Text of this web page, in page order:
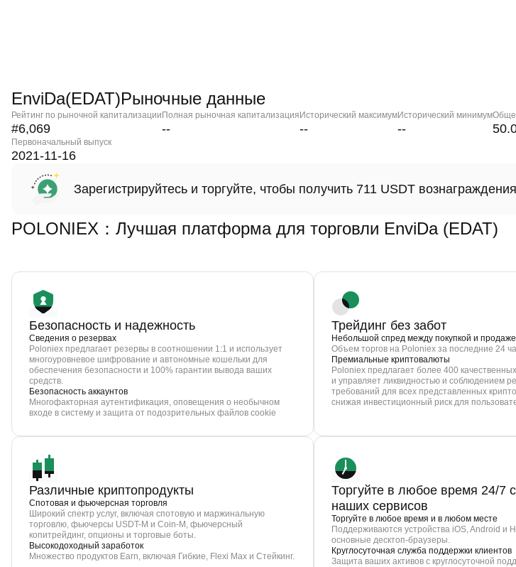
EnviDa(EDAT)Рыночные данные
Рейтинг по рыночной капитализации
#6,069
Полная рыночная капитализация
--
Исторический максимум
--
Исторический минимум
--
Первоначальный выпуск
2021-11-16
Зарегистрируйтесь и торгуйте, чтобы получить 711 USDT вознаграждения
POLONIEX：Лучшая платформа для торговли EnviDa (EDAT)
Безопасность и надежность
Сведения о резервах
Poloniex предлагает резервы в соотношении 1:1 и использует
многоуровневое шифрование и автономные кошельки для
обеспечения безопасности и 100% гарантии вывода ваших
средств.
Безопасность аккаунтов
Многофакторная аутентификация, оповещения о необычном
входе в систему и защита от подозрительных файлов cookie
Трейдинг без забот
Небольшой спред между покупкой и
Объем торгов на Poloniex за последние 24
Премиальные криптовалюты
Poloniex предлагает более 400
и управляет ликвидностью и соблюдением
требований для всех представленных
снижая инвестиционный риск для
Различные криптопродукты
Спотовая и фьючерсная торговля
Широкий спектр услуг, включая спотовую и маржинальную
торговлю, фьючерсы USDT-M и Coin-M, фьючерсный
копитрейдинг, опционы и торговые боты.
Высокодоходный заработок
Множество продуктов Earn, включая Гибкие, Flexi Max и Стейкинг.
Торгуйте в любое время 24/7
наших сервисов
Торгуйте в любое время и в любом месте
Поддерживаются устройства iOS, Android и
основные десктоп-браузеры.
Круглосуточная служба поддержки клиентов
Защита ваших активов с круглосуточной